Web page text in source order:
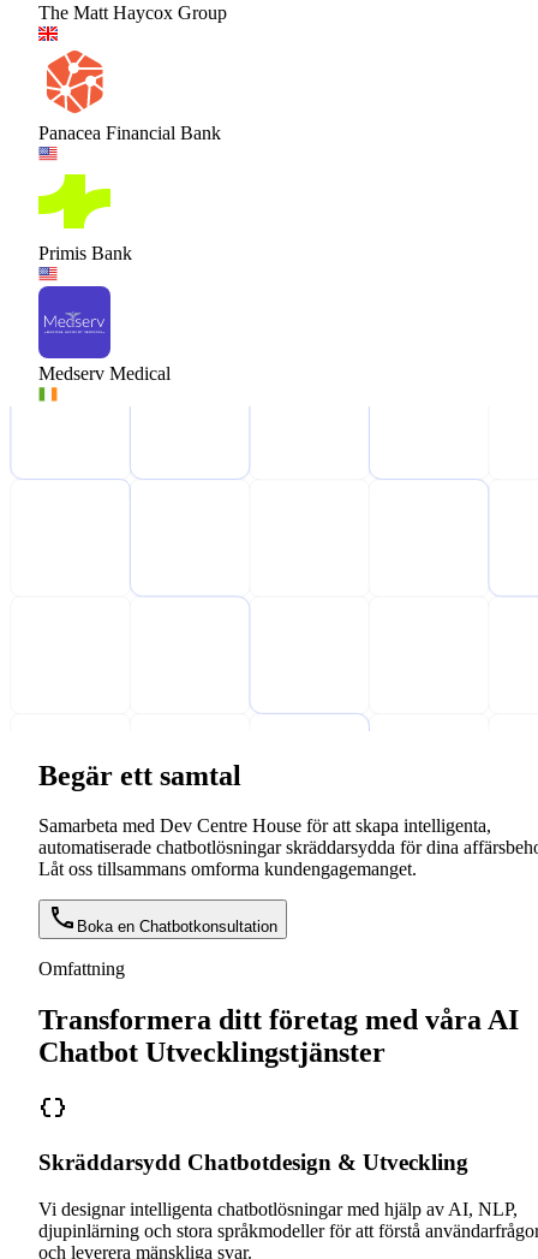
The Matt Haycox Group
Panacea Financial Bank
Primis Bank
Medserv Medical
Begär ett samtal
Samarbeta med Dev Centre House för att skapa intelligenta,
automatiserade chatbotlösningar skräddarsydda för dina
Låt oss tillsammans omforma kundengagemanget.
Boka en Chatbotkonsultation
Omfattning
Transformera ditt företag med våra AI
Chatbot Utvecklingstjänster
Skräddarsydd Chatbotdesign & Utveckling
Vi designar intelligenta chatbotlösningar med hjälp av AI, NLP,
djupinlärning och stora språkmodeller för att förstå
och leverera mänskliga svar.